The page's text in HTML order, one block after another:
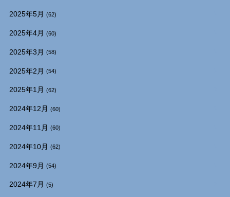
2025年5月 (62)
2025年4月 (60)
2025年3月 (58)
2025年2月 (54)
2025年1月 (62)
2024年12月 (60)
2024年11月 (60)
2024年10月 (62)
2024年9月 (54)
2024年7月 (5)